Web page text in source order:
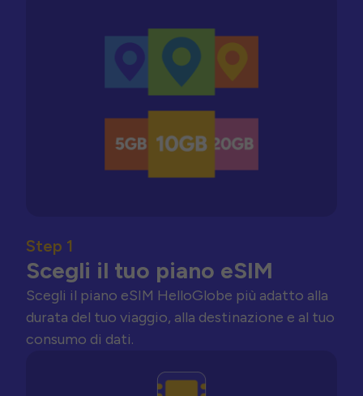
Step 1
Scegli il tuo piano eSIM
Scegli il piano eSIM HelloGlobe più adatto alla
durata del tuo viaggio, alla destinazione e al tuo
consumo di dati.